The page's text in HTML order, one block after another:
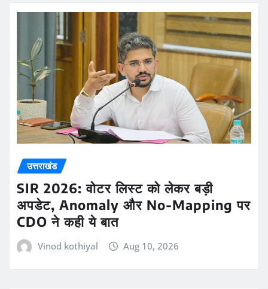
उत्तराखंड
SIR 2026: वोटर लिस्ट को लेकर बड़ी
अपडेट, Anomaly और No-Mapping पर
CDO ने कही ये बात
Vinod kothiyal Aug 10, 2026